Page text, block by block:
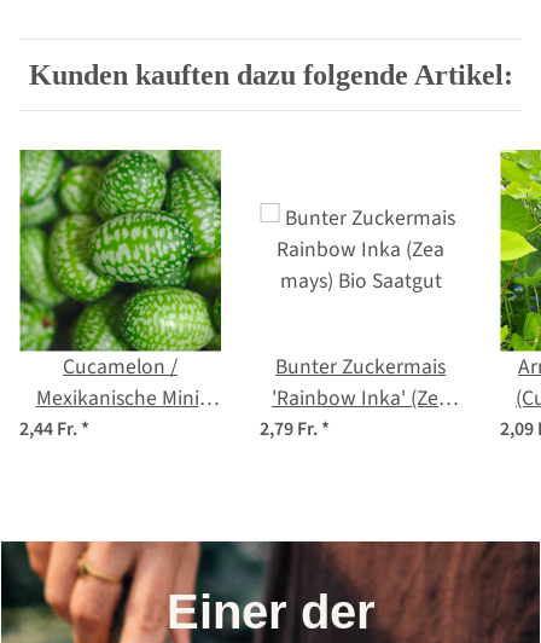
Kunden kauften dazu folgende Artikel:
Cucamelon /
Mexikanische Mini-
Gurke (Melothria
2,44 Fr.*
Bunter Zuckermais
'Rainbow Inka' (Zea
mays) Bio Saatgut
2,79 Fr.* 2,09
Einer der